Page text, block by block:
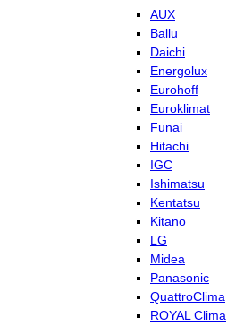
AUX
Ballu
Daichi
Energolux
Eurohoff
Euroklimat
Funai
Hitachi
IGC
Ishimatsu
Kentatsu
Kitano
LG
Midea
Panasonic
QuattroClima
ROYAL Clima